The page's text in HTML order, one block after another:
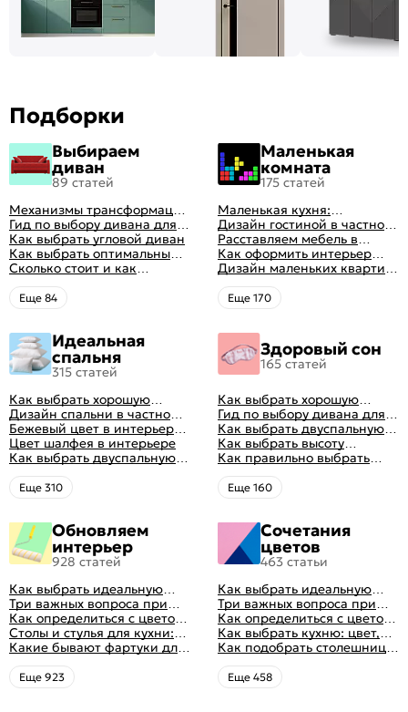
Подборки
Выбираем
диван
89 статей
Механизмы трансформации
диванов: все виды,
особенности, плюсы и
минусы
Гид по выбору дивана для
сна
Как выбрать угловой диван
Как выбрать оптимальный
цвет стен в гостиной: 50
фото и идей оформления
Сколько стоит и как
перетянуть диван
Eще 84
Маленькая
комната
175 статей
Маленькая кухня:
планировка, стили, цвет и
рисунок, реальные фото
Дизайн гостиной в частном
доме: 50 вариантов с фото
Расставляем мебель в
гостиной: главные правила
рациональной планировки
Как оформить интерьер
однокомнатной квартиры:
47 классных идей с фото
Дизайн маленьких квартир:
10 идей для дизайна
интерьера с фото
Eще 170
Идеальная
спальня
315 статей
Как выбрать хорошую
кровать для сна
Дизайн спальни в частном
доме: множество идей
оформления идеальных
интерьеров
Бежевый цвет в интерьере
спальни 2024, 40 красивых
интерьеров с фото
Цвет шалфея в интерьере
Как выбрать двуспальную
кровать и матрас
правильно: советы и фото в
интерьере
Eще 310
Здоровый сон
165 статей
Как выбрать хорошую
кровать для сна
Гид по выбору дивана для
сна
Как выбрать двуспальную
кровать и матрас
правильно: советы и фото в
интерьере
Как выбрать высоту
матраса
Как правильно выбрать
ортопедический матрас
Eще 160
Обновляем
интерьер
928 статей
Как выбрать идеальную
планировку для кухни
Три важных вопроса при
выборе кухни: готовка,
посуда, комфорт
Как определиться с цветом
кухни: светлые, темные,
яркие
Столы и стулья для кухни:
советы по выбору
Какие бывают фартуки для
кухни: как правильно
выбрать
Eще 923
Сочетания
цветов
463 статьи
Как выбрать идеальную
планировку для кухни
Три важных вопроса при
выборе кухни: готовка,
посуда, комфорт
Как определиться с цветом
кухни: светлые, темные,
яркие
Как выбрать кухню: цвет,
планировка, аксессуары
Как подобрать столешницу
для кухни по цвету
Eще 458